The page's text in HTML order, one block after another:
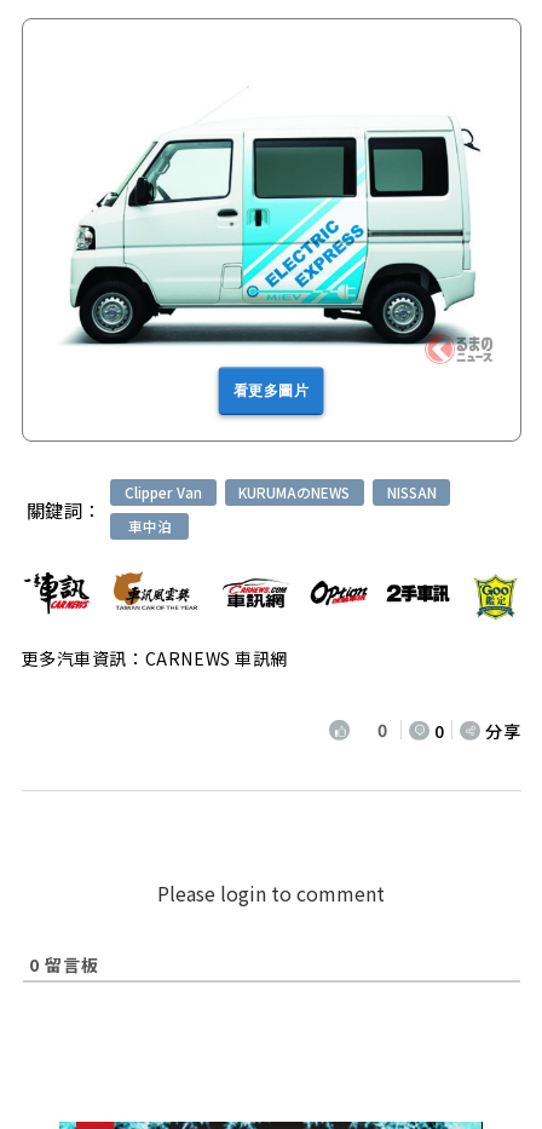
看更多圖片
關鍵詞：
Clipper Van KURUMAのNEWS
NISSAN
車中泊
更多汽車資訊：CARNEWS 車訊網
0 0 分享
Please login to comment
0 留言板